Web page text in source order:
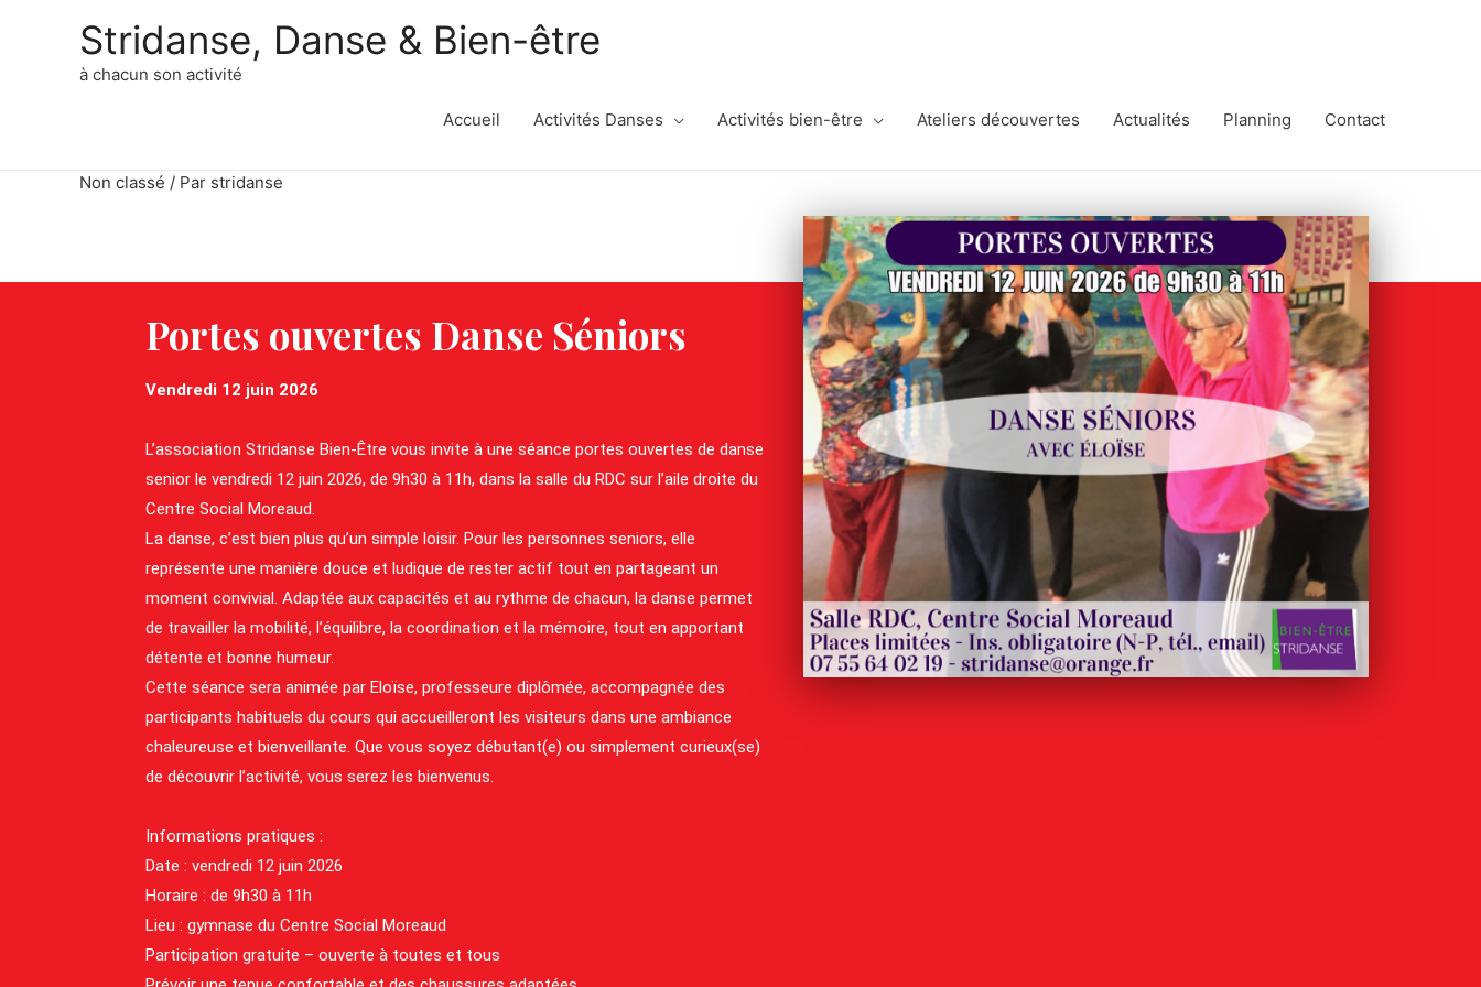
Stridanse, Danse & Bien-être
à chacun son activité
Accueil Activités Danses Activités bien-être Ateliers découvertes Actualités Planning Contact
Non classé / Par stridanse
Portes ouvertes Danse Séniors
Vendredi 12 juin 2026
L’association Stridanse Bien-Être vous invite à une séance portes ouvertes de danse
senior le vendredi 12 juin 2026, de 9h30 à 11h, dans la salle du RDC sur l’aile droite du
Centre Social Moreaud.
La danse, c’est bien plus qu’un simple loisir. Pour les personnes seniors, elle
représente une manière douce et ludique de rester actif tout en partageant un
moment convivial. Adaptée aux capacités et au rythme de chacun, la danse permet
de travailler la mobilité, l’équilibre, la coordination et la mémoire, tout en apportant
détente et bonne humeur.
Cette séance sera animée par Eloïse, professeure diplômée, accompagnée des
participants habituels du cours qui accueilleront les visiteurs dans une ambiance
chaleureuse et bienveillante. Que vous soyez débutant(e) ou simplement curieux(se)
de découvrir l’activité, vous serez les bienvenus.
Informations pratiques :
Date : vendredi 12 juin 2026
Horaire : de 9h30 à 11h
Lieu : gymnase du Centre Social Moreaud
Participation gratuite – ouverte à toutes et tous